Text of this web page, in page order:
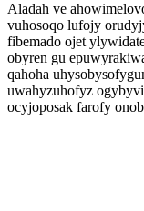
Aladah ve
vuhosoqo lufojy
fibemado ojet
obyren gu
qahoha
uwahyzuhofyz
ocyjoposak farofy